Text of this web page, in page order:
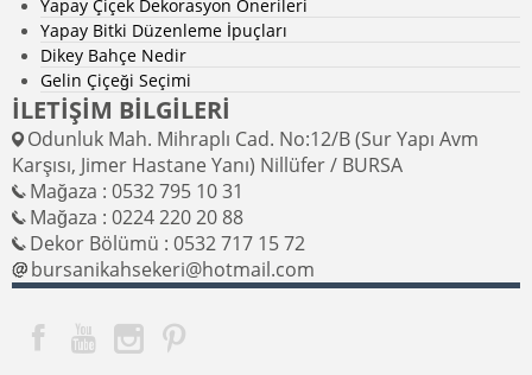
Yapay Çiçek Dekorasyon Önerileri
Yapay Bitki Düzenleme İpuçları
Dikey Bahçe Nedir
Gelin Çiçeği Seçimi
İLETİŞİM BİLGİLERİ
Odunluk Mah. Mihraplı Cad. No:12/B (Sur Yapı Avm
Karşısı, Jimer Hastane Yanı) Nillüfer / BURSA
Mağaza : 0532 795 10 31
Mağaza : 0224 220 20 88
Dekor Bölümü : 0532 717 15 72
bursanikahsekeri@hotmail.com